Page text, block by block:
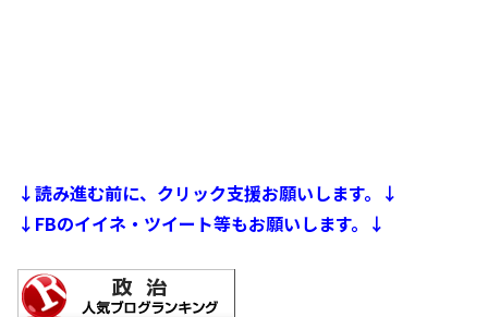
↓読み進む前に、クリック支援お願いします。↓
↓FBのイイネ・ツイート等もお願いします。↓